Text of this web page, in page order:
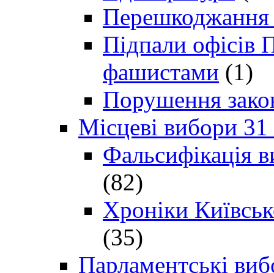
Перешкоджання
Підпали офісів
фашистами (1)
Порушення
Місцеві вибори
Фальсифікація
(82)
Хроніки
(35)
Парламентські